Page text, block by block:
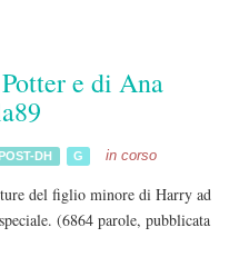
e di Ana
DH G in corso
del figlio minore di Harry ad
(6864 parole, pubblicata